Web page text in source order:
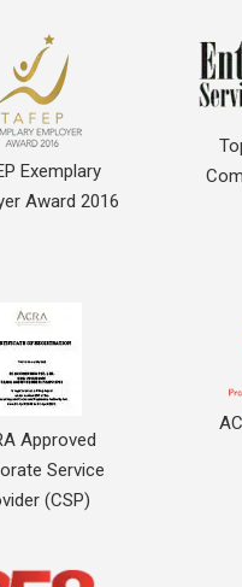
Exemplary
Award 2016
Approved
Service
(CSP)